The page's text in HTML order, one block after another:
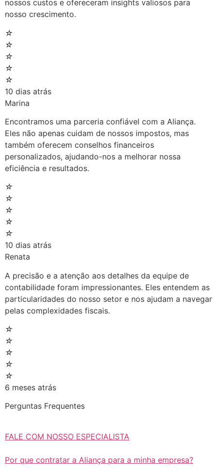
nossos custos e ofereceram insights valiosos para
nosso crescimento.
☆
☆
☆
☆
☆
10 dias atrás
Marina
Encontramos uma parceria confiável com a Aliança.
Eles não apenas cuidam de nossos impostos, mas
também oferecem conselhos financeiros
personalizados, ajudando-nos a melhorar nossa
eficiência e resultados.
☆
☆
☆
☆
☆
10 dias atrás
Renata
A precisão e a atenção aos detalhes da equipe de
contabilidade foram impressionantes. Eles entendem as
particularidades do nosso setor e nos ajudam a navegar
pelas complexidades fiscais.
☆
☆
☆
☆
☆
6 meses atrás
Perguntas Frequentes
FALE COM NOSSO ESPECIALISTA
Por que contratar a Aliança para a minha empresa?